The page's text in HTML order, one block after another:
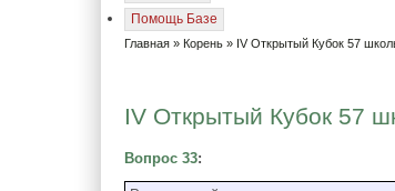
Помощь Базе
Главная » Корень » IV Открытый Кубок 57
IV Открытый Кубок 57
Вопрос 33: